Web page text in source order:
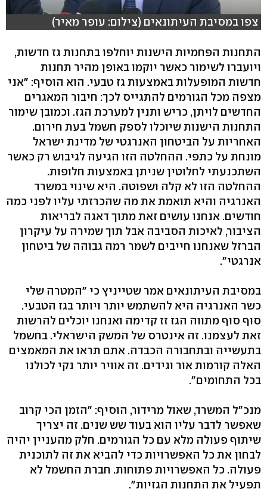
צפו במסיבת העיתונאים (צילום: עופר מאיר)
התחנות הפחמיות הישנות יוחלפו בתחנות גז חדשות,
ויועברו לשימור כאשר יוקמו באופן מהיר תחנות
חדשות המופעלות באמצעות גז טבעי. הוא הוסיף: "אני
מצפה מכל הגורמים להתגייס לכך: חיבור המאגרים
החדשים לויתן, כריש ותנין למערכת הגז. וכמובן שימור
התחנות הישנות שיוכלו לספק חשמל בעת חירום.
האחריות על הביטחון האנרגטי של מדינת ישראל
מונחת על כתפי. ההחלטה הזו הגיעה לגיבוש רק כאשר
השתכנעתי לחלוטין שניתן באמצעות חלופות.
ההחלטה הזו לא קלה ושפוטה. היא שינוי במשרד
האנרגיה והיא תואמת את מה שהכרזתי עליו לפני כמה
חודשים. אנחנו עושים זאת מתוך דאגה לבריאות
הציבור, לאיכות הסביבה אבל תוך שמירה על עיקרון
הברזל שאנחנו חייבים לשמר רמה גבוהה של ביטחון
אנרגטי".
במסיבת העיתונאים אמר שטייניץ כי "המטרה שלי
כשר האנרגיה היא להשתמש יותר ויותר בגז הטבעי.
סוף סוף מתווה הגז זז קדימה ואנחנו יוכלים להרשות
זאת לעצמנו. זה אינטרס של המשק הישראלי. בחשמל
בתעשייה ובתחבורה הכבדה. אתם תראו את המאמצים
האלה קורמות אור וגידים. זה אוויר יותר נקי לכולנו
בכל התחומים".
מנכ"ל המשרד, שאול מרידור, הוסיף: "הזמן הכי קרוב
שאפשר לדבר עליו הוא בעוד שש שנים. זה יצריך
שיתוף פעולה מלא עם כל הגורמים. חלק מהעניין יהיה
לבחון את כל האפשרויות כדי להביא את זה לתוכנית
פעולה. כל האפשרויות פתוחות. חברת החשמל לא
תפעיל את התחנות הגזיות".